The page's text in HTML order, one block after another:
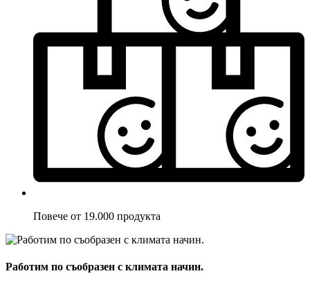
Повече от 19.000 продукта
Работим по съобразен с климата начин.